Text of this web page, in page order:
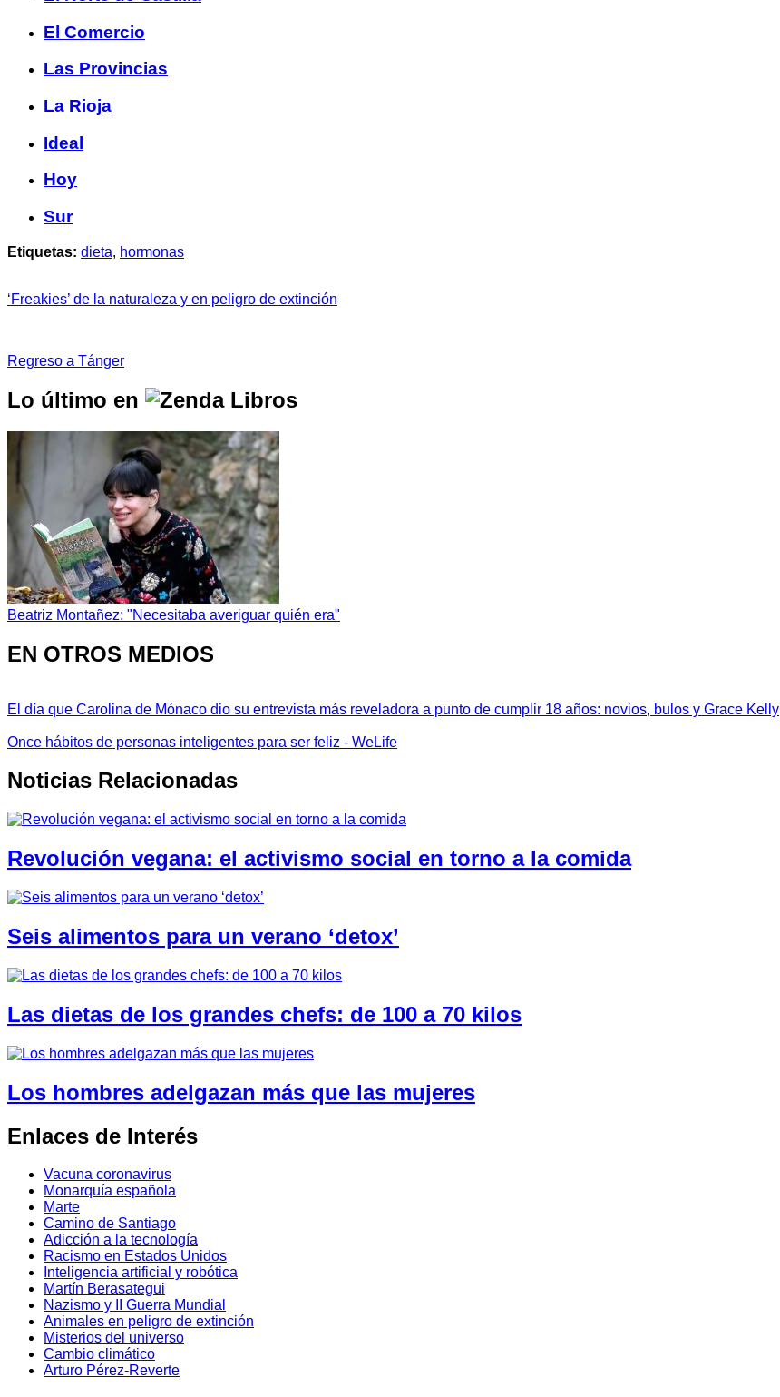
El Comercio
Las Provincias
La Rioja
Ideal
Hoy
Sur
Etiquetas: dieta, hormonas
‘Freakies’ de la naturaleza y en peligro de extinción
Regreso a Tánger
Lo último en
Beatriz Montañez: "Necesitaba averiguar quién era"
EN OTROS MEDIOS
El día que Carolina de Mónaco dio su entrevista más reveladora a punto de cumplir 18 años: novios, bulos y Grace Kelly
Once hábitos de personas inteligentes para ser feliz - WeLife
Noticias Relacionadas
Revolución vegana: el activismo social en torno a la comida
Seis alimentos para un verano ‘detox’
Las dietas de los grandes chefs: de 100 a 70 kilos
Los hombres adelgazan más que las mujeres
Enlaces de Interés
Vacuna coronavirus
Monarquía española
Marte
Camino de Santiago
Adicción a la tecnología
Racismo en Estados Unidos
Inteligencia artificial y robótica
Martín Berasategui
Nazismo y II Guerra Mundial
Animales en peligro de extinción
Misterios del universo
Cambio climático
Arturo Pérez-Reverte